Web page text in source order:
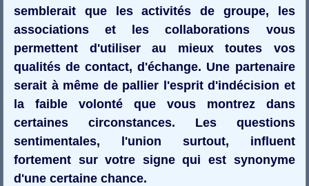
semblerait que les activités de groupe, les
associations et les collaborations vous
permettent d'utiliser au mieux toutes vos
qualités de contact, d'échange. Une partenaire
serait à même de pallier l'esprit d'indécision et
la faible volonté que vous montrez dans
certaines circonstances. Les questions
sentimentales, l'union surtout, influent
fortement sur votre signe qui est synonyme
d'une certaine chance.